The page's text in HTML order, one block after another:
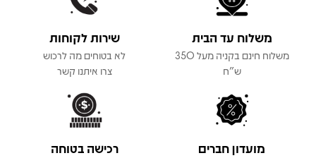
משלוח עד הבית
משלוח חינם בקניה מעל 350
ש"ח
שירות לקוחות
לא בטוחים מה לרכוש
צרו איתנו קשר
מועדון חברים רכישה בטוחה